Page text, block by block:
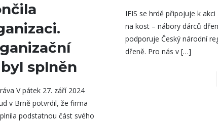
splněn
V pátek 27. září 2024
v Brně potvrdil, že firma
podstatnou část svého
IFIS se hrdě připojuje k akci
na kost – nábory dárců
podporuje Český národní
dřeně. Pro nás v […]